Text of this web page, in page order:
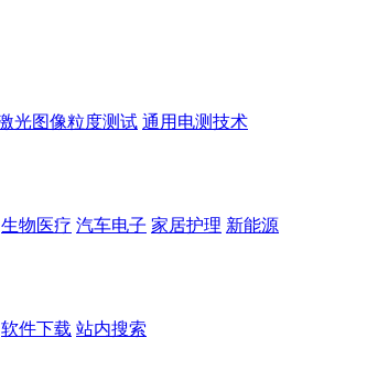
光图像粒度测试 通用电测技术
生物医疗 汽车电子 家居护理 新能源
软件下载 站内搜索